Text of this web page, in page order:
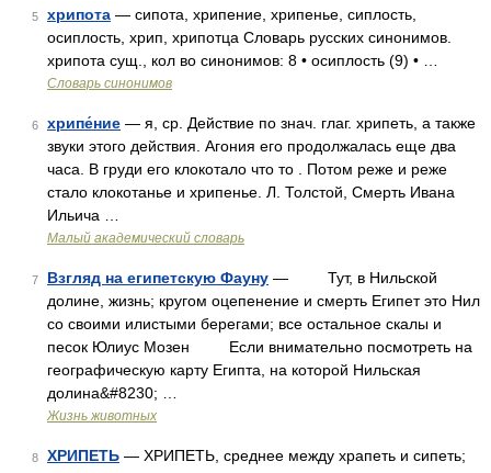
5 хрипота — сипота, хрипение, хрипенье, сиплость,
осиплость, хрип, хрипотца Словарь русских синонимов.
хрипота сущ., кол во синонимов: 8 • осиплость (9) • …
Словарь синонимов
6 хрипе́ние — я, ср. Действие по знач. глаг. хрипеть, а также
звуки этого действия. Агония его продолжалась еще два
часа. В груди его клокотало что то . Потом реже и реже
стало клокотанье и хрипенье. Л. Толстой, Смерть Ивана
Ильича …
Малый академический словарь
7 Взгляд на египетскую Фауну — Тут, в Нильской
долине, жизнь; кругом оцепенение и смерть Египет это Нил
со своими илистыми берегами; все остальное скалы и
песок Юлиус Мозен Если внимательно посмотреть на
географическую карту Египта, на которой Нильская
долина&#8230; …
Жизнь животных
8 ХРИПЕТЬ — ХРИПЕТЬ, среднее между храпеть и сипеть;